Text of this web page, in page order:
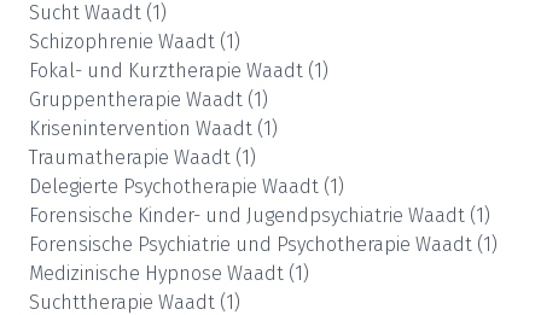
Sucht Waadt (1)
Schizophrenie Waadt (1)
Fokal- und Kurztherapie Waadt (1)
Gruppentherapie Waadt (1)
Krisenintervention Waadt (1)
Traumatherapie Waadt (1)
Delegierte Psychotherapie Waadt (1)
Forensische Kinder- und Jugendpsychiatrie Waadt (1)
Forensische Psychiatrie und Psychotherapie Waadt (1)
Medizinische Hypnose Waadt (1)
Suchttherapie Waadt (1)